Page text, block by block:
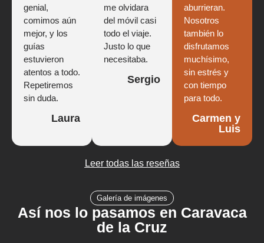
genial,
comimos aún
mejor, y los
guías
estuvieron
atentos a todo.
Repetiremos
sin duda.
Laura
me olvidara
del móvil casi
todo el viaje.
Justo lo que
necesitaba.
Sergio
aburrieran.
Nosotros
también lo
disfrutamos
muchísimo,
sin estrés y
con tiempo
para todo.
Carmen y
Luis
Leer todas las reseñas
Galería de imágenes
Así nos lo pasamos en Caravaca
de la Cruz